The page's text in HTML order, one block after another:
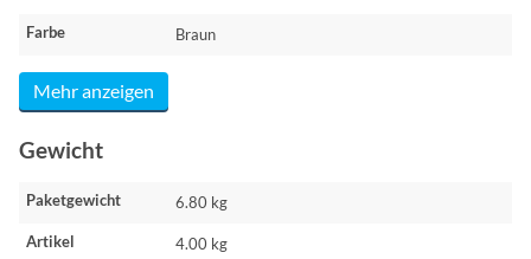
Farbe Braun
Mehr anzeigen
Gewicht
Paketgewicht 6.80 kg
Artikel 4.00 kg